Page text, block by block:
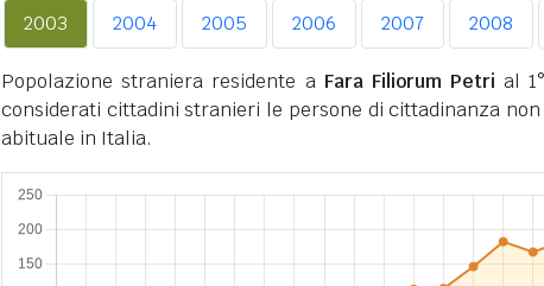
2003 2004 2005 2006 2007 2008
Popolazione straniera residente a Fara Filiorum Petri al
considerati cittadini stranieri le persone di cittadinanza
abituale in Italia.